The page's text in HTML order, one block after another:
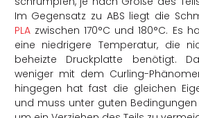
Im Gegensatz zu ABS liegt die
PLAzwischen 170°C und 180°C. Es
eine niedrigere Temperatur, die
beheizte Druckplatte benötigt.
weniger mit dem Curling-
hingegen hat fast die gleichen
und muss unter guten